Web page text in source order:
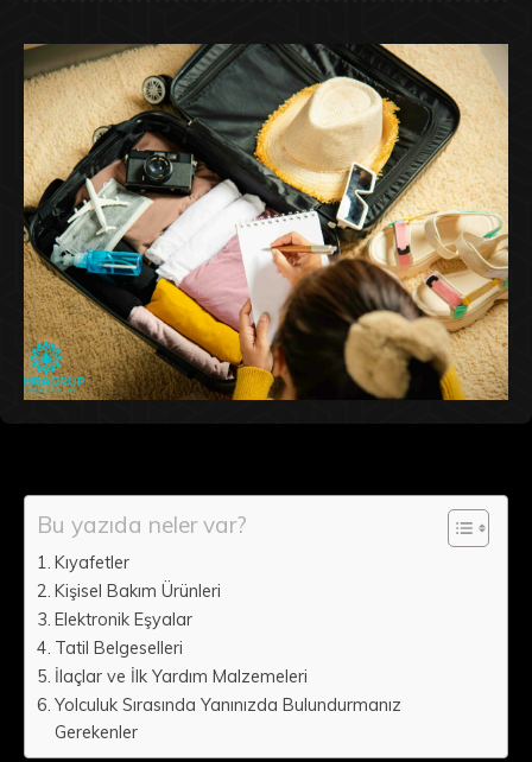
Bu yazıda neler var?
Kıyafetler
Kişisel Bakım Ürünleri
Elektronik Eşyalar
Tatil Belgeselleri
İlaçlar ve İlk Yardım Malzemeleri
Yolculuk Sırasında Yanınızda Bulundurmanız
Gerekenler